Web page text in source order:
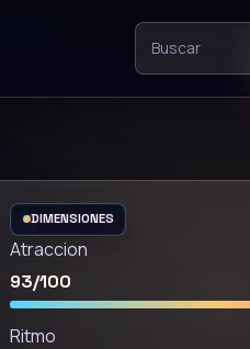
Buscar
DIMENSIONES
Atraccion
93/100
Ritmo